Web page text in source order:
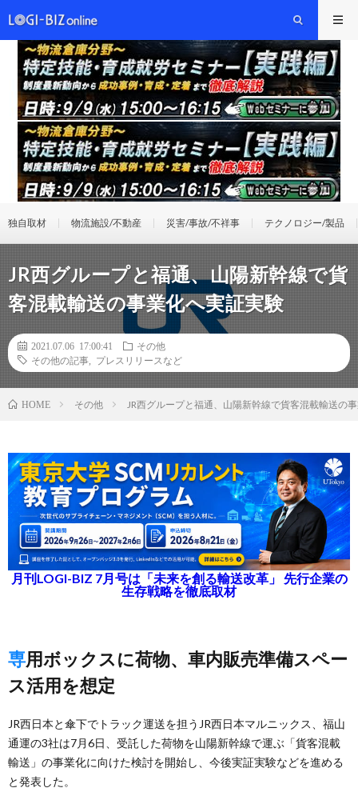
独自取材 物流施設/不動産 災害/事故/不祥事 テクノロジー/製品
JR西グループと福通、山陽新幹線で貨
客混載輸送の事業化へ実証実験
2021.07.06 17:00:41
その他
その他の記事
プレスリリースなど
HOME その他 JR西グループと福通、山陽新幹線で貨客混載輸送の
月刊LOGI-BIZ 7月号は「未来を創る輸送改革」 先行企業の
生存戦略を徹底取材
専用ボックスに荷物、車内販売準備スペー
ス活用を想定
JR西日本と傘下でトラック運送を担うJR西日本マルニックス、福山
通運の3社は7月6日、受託した荷物を山陽新幹線で運ぶ「貨客混載
輸送」の事業化に向けた検討を開始し、今後実証実験などを進める
と発表した。